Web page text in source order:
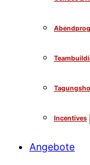
Incentives
Angebote